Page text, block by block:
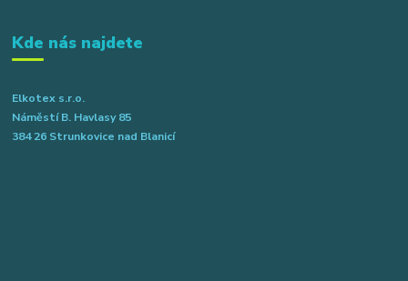
Kde nás najdete
Elkotex s.r.o.
Náměstí B. Havlasy 85
384 26 Strunkovice nad Blanicí